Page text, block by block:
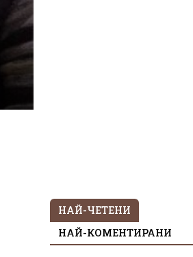
НАЙ-ЧЕТЕНИ
НАЙ-КОМЕНТИРАНИ